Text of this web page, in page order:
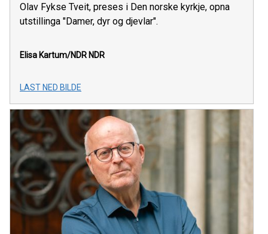
Olav Fykse Tveit, preses i Den norske kyrkje, opna
utstillinga "Damer, dyr og djevlar".
Elisa Kartum/NDR NDR
LAST NED BILDE